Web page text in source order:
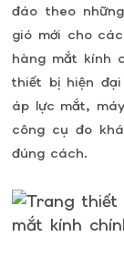
đáo theo
gió mới cho
hàng mắt kính
thiết bị hiện
áp lực mắt,
công cụ đo
đúng cách.